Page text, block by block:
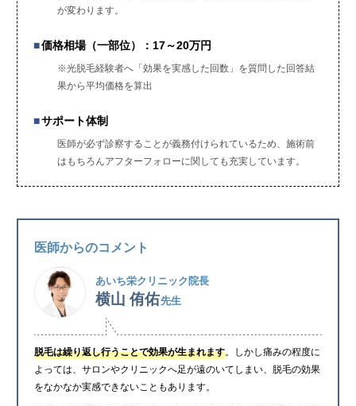
が変わります。
価格相場（一部位）：17～20万円
※光脱毛経験者へ「効果を実感した回数」を質問した回答結
果から平均価格を算出
サポート体制
医師が必ず診察することが義務付けられているため、施術前
はもちろんアフターフォローに関しても充実しています。
医師からのコメント
あいち栄クリニック院長
横山 侑佑先生
脱毛は繰り返し行うことで効果が生まれます。しかし痛みの程度に
よっては、サロンやクリニックへ足が遠のいてしまい、脱毛の効果
をなかなか実感できないこともあります。